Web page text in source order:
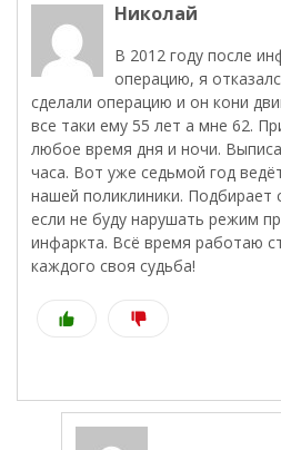
Николай
В 2012 году после
операцию, я
сделали операцию и он кони
все таки ему 55 лет а мне 62.
любое время дня и ночи.
часа. Вот уже седьмой год
нашей поликлиники. Подбирает
если не буду нарушать режим
инфаркта. Всё время работаю
каждого своя судьба!